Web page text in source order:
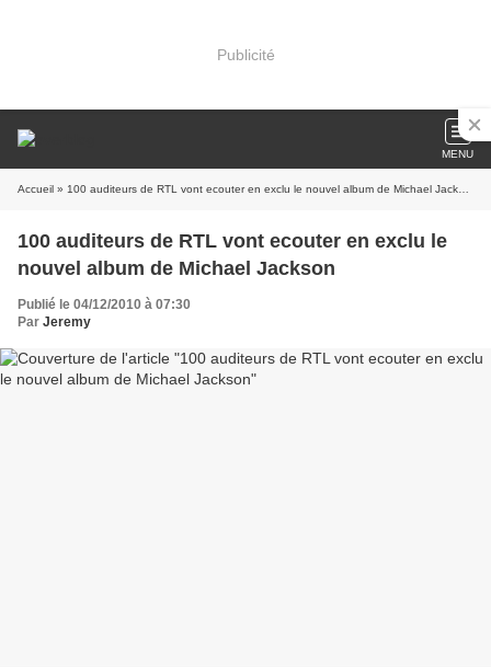
Publicité
MENU
Accueil » 100 auditeurs de RTL vont ecouter en exclu le nouvel album de Michael Jackson
100 auditeurs de RTL vont ecouter en exclu le
nouvel album de Michael Jackson
Publié le 04/12/2010 à 07:30
Par Jeremy